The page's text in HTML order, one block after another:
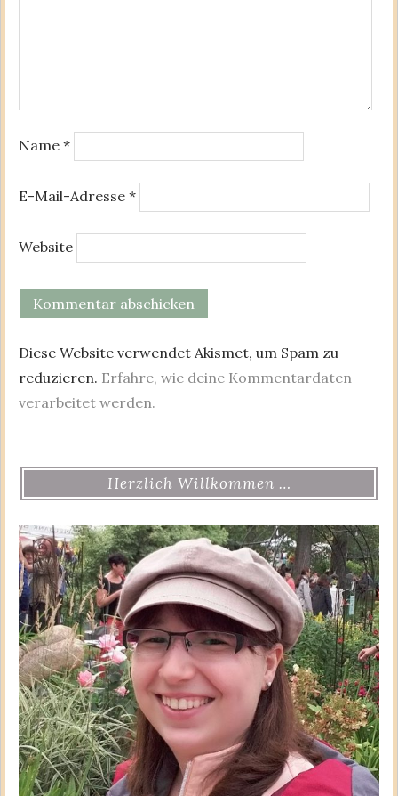
Name *
E-Mail-Adresse *
Website
Diese Website verwendet Akismet, um Spam zu
reduzieren. Erfahre, wie deine Kommentardaten
verarbeitet werden.
Herzlich Willkommen …